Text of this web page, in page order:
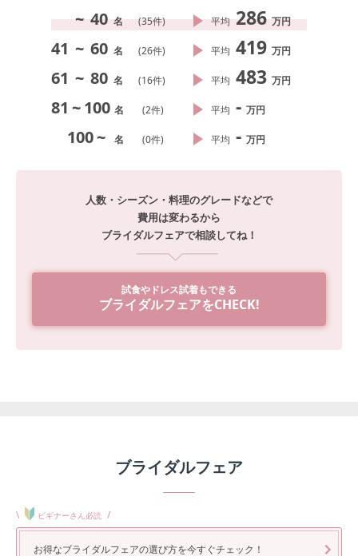
~ 40 名 (35件) 平均 286 万円
41 ~ 60 名 (26件) 平均 419 万円
61 ~ 80 名 (16件) 平均 483 万円
81 ~100 名 (2件) 平均 - 万円
100~ 名 (0件) 平均 - 万円
人数・シーズン・料理のグレードなどで
費用は変わるから
ブライダルフェアで相談してね！
試食やドレス試着もできる
ブライダルフェアをCHECK!
ブライダルフェア
\ ビギナーさん必読 /
お得なブライダルフェアの選び方を今すぐチェック！